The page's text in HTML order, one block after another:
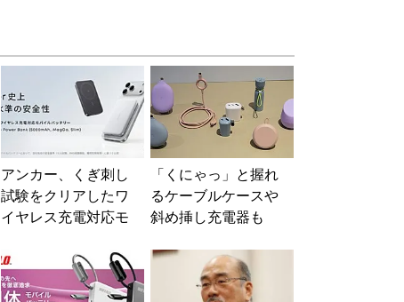
アンカー、くぎ刺し
試験をクリアしたワ
イヤレス充電対応モ
売 数量限定10％オ
フ
「くにゃっ」と握れ
るケーブルケースや
斜め挿し充電器も
ランド「soft」のアイ